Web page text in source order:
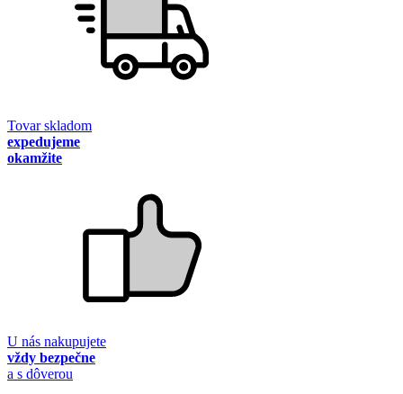
Tovar skladom
expedujeme
okamžite
U nás nakupujete
vždy bezpečne
a s dôverou